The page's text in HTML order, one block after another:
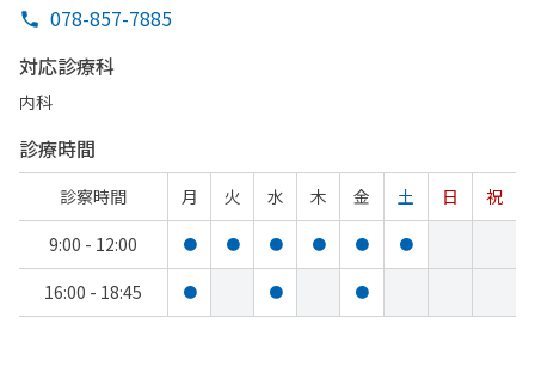
078-857-7885
対応診療科
内科
診療時間
診察時間 月 火 水 木 金 土 日
祝
9:00 - 12:00
● ● ● ● ● ●
16:00 - 18:45 ● ● ●